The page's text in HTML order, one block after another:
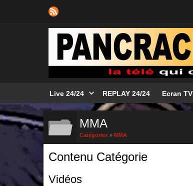
Live 24/24 REPLAY 24/24 Ecran TV
MMA
Catégories » MMA
Contenu Catégorie
Vidéos